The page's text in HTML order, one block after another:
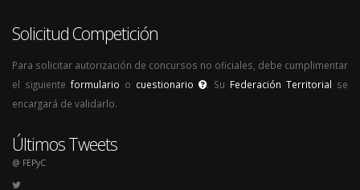
Solicitud Competición
Para solicitar autorización de concursos no oficiales, debe cumplimentar
el siguiente formulario o cuestionario . Su Federación Territorial se
encargará de validarlo.
Últimos Tweets
@ FEPyC